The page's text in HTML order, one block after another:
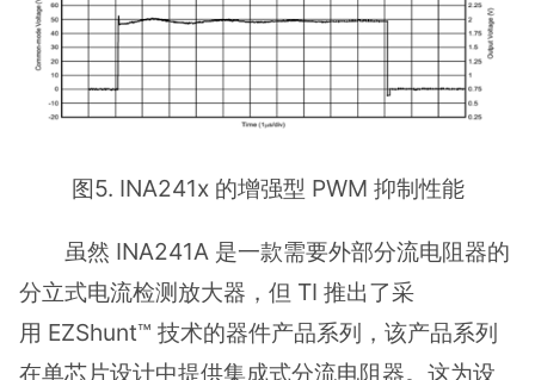
图5. INA241x 的增强型 PWM 抑制性能
虽然 INA241A 是一款需要外部分流电阻器的
分立式电流检测放大器，但 TI 推出了采
用 EZShunt™ 技术的器件产品系列，该产品系列
在单芯片设计中提供集成式分流电阻器。这为设